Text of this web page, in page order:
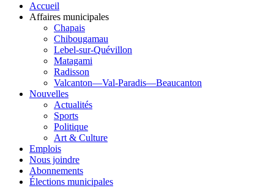
Accueil
Affaires municipales
Chapais
Chibougamau
Lebel-sur-Quévillon
Matagami
Radisson
Valcanton—Val-Paradis—Beaucanton
Nouvelles
Actualités
Sports
Politique
Art & Culture
Emplois
Nous joindre
Abonnements
Élections municipales